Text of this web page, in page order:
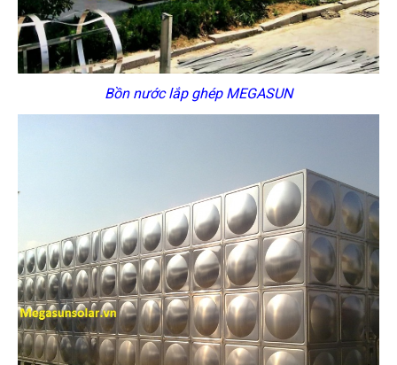
Bồn nước lắp ghép MEGASUN